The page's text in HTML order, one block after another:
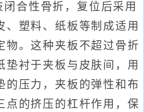
合性骨折，复位后采用
、塑料、纸板等制成适用
物。这种夹板不超过骨折
垫衬于夹板与皮肤间，用
的压力，夹板的弹性和布
点的挤压的杠杆作用，保